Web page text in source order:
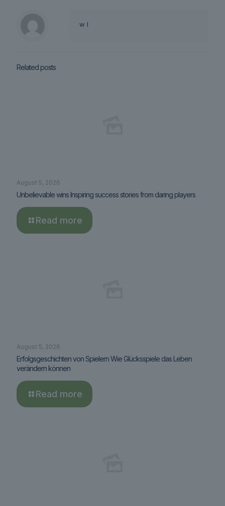
w l
Related posts
August 5, 2026
Unbelievable wins Inspiring success stories from daring players
Read more
August 5, 2026
Erfolgsgeschichten von Spielern Wie Glücksspiele das Leben
verändern können
Read more